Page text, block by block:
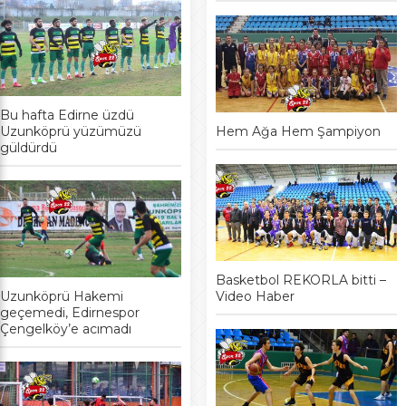
Bu hafta Edirne üzdü
Uzunköprü yüzümüzü
güldürdü
Uzunköprü Hakemi
geçemedi, Edirnespor
Çengelköy’e acımadı
Hem Ağa Hem Şampiyon
Basketbol REKORLA bitti –
Video Haber